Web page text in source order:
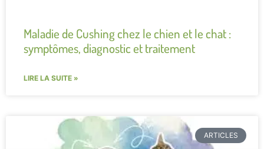
Maladie de Cushing chez le chien et le chat :
symptômes, diagnostic et traitement
LIRE LA SUITE »
ARTICLES